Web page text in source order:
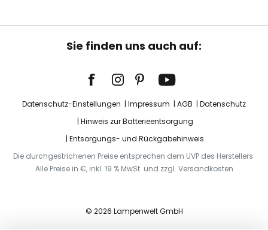
Sie finden uns auch auf:
Datenschutz-Einstellungen Impressum AGB
Datenschutz
Hinweis zur Batterieentsorgung
Entsorgungs- und Rückgabehinweis
Die durchgestrichenen Preise entsprechen dem UVP des Herstellers.
Alle Preise in €, inkl. 19 % MwSt. und zzgl. Versandkosten
© 2026 Lampenwelt GmbH